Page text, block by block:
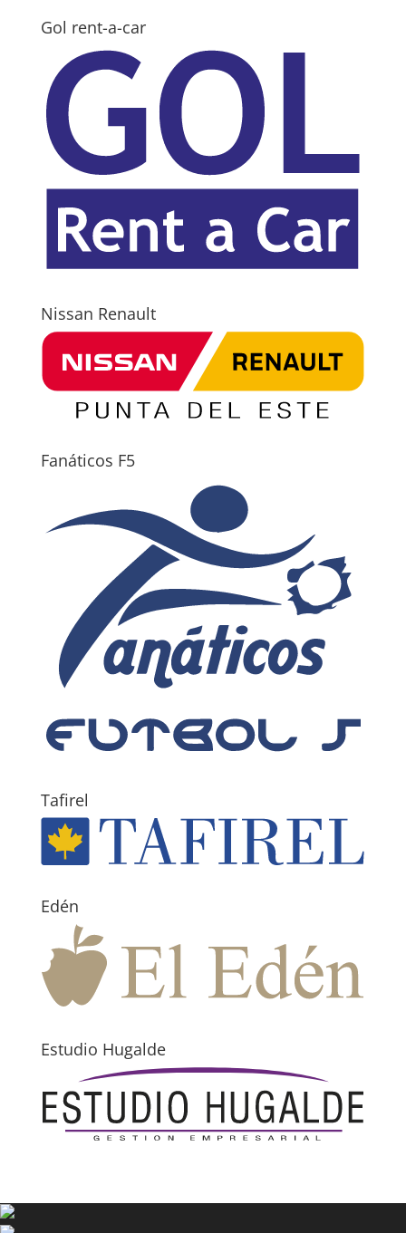
Gol rent-a-car
Nissan Renault
Fanáticos F5
Tafirel
Edén
Estudio Hugalde